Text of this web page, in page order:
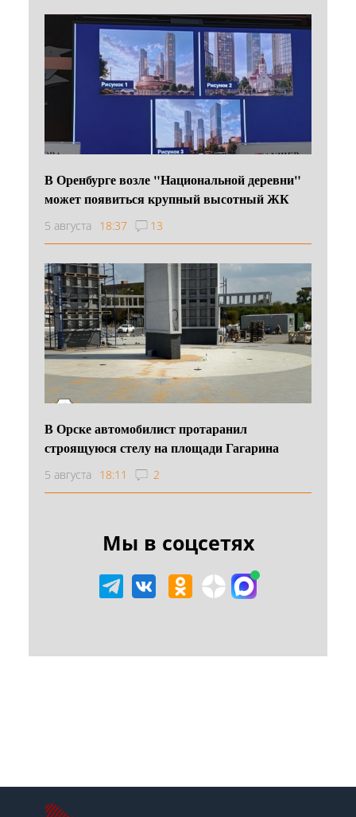
В Оренбурге возле "Национальной деревни"
может появиться крупный высотный ЖК
5 августа 18:37 13
В Орске автомобилист протаранил
строящуюся стелу на площади Гагарина
5 августа 18:11 2
Мы в соцсетях